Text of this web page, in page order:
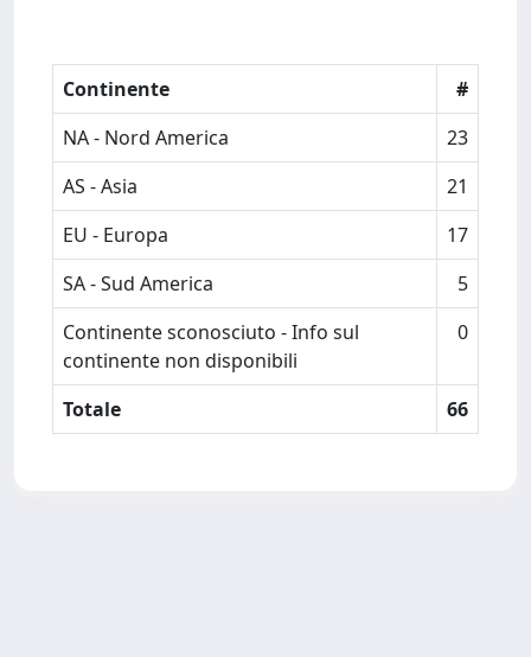
Continente
#
NA - Nord America
23
AS - Asia
21
EU - Europa
17
SA - Sud America
5
Continente sconosciuto - Info sul
continente non disponibili
0
Totale 66